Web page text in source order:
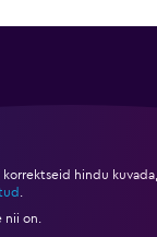
hindu
nii on.